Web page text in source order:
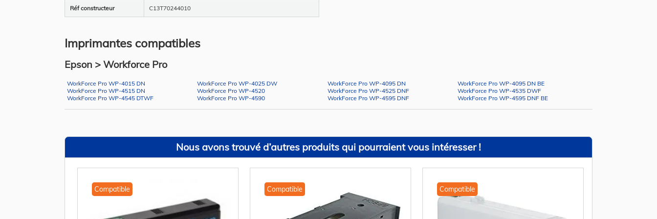
Réf constructeur C13T70244010
Imprimantes compatibles
Epson > Workforce Pro
WorkForce Pro WP-4015 DN WorkForce Pro WP-4025 DW WorkForce Pro WP-4095 DN
WorkForce Pro WP-4095 DN BE
WorkForce Pro WP-4515 DN
WorkForce Pro WP-4520 WorkForce Pro WP-4525 DNF
WorkForce Pro WP-4535 DWF
WorkForce Pro WP-4545 DTWF
WorkForce Pro WP-4590 WorkForce Pro WP-4595 DNF WorkForce Pro WP-4595 DNF BE
Nous avons trouvé d’autres produits qui pourraient vous intéresser !
Compatible Compatible Compatible